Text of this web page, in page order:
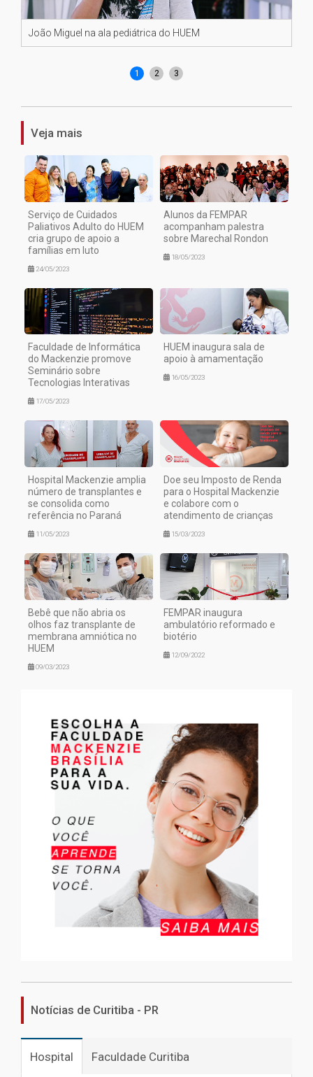
João Miguel na ala pediátrica do HUEM
1 2 3
Veja mais
Serviço de Cuidados
Paliativos Adulto do HUEM
cria grupo de apoio a
famílias em luto
24/05/2023
Alunos da FEMPAR
acompanham palestra
sobre Marechal Rondon
18/05/2023
Faculdade de Informática
do Mackenzie promove
Seminário sobre
Tecnologias Interativas
17/05/2023
HUEM inaugura sala de
apoio à amamentação
16/05/2023
Hospital Mackenzie amplia
número de transplantes e
se consolida como
referência no Paraná
11/05/2023
Doe seu Imposto de Renda
para o Hospital Mackenzie
e colabore com o
atendimento de crianças
15/03/2023
Bebê que não abria os
olhos faz transplante de
membrana amniótica no
HUEM
09/03/2023
FEMPAR inaugura
ambulatório reformado e
biotério
12/09/2022
Notícias de Curitiba - PR
Hospital Faculdade Curitiba